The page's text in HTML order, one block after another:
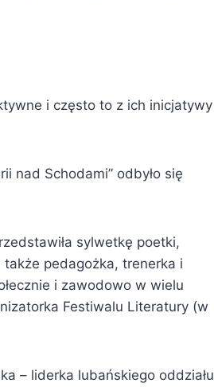
i często to z ich inicjatywy
nad Schodami” odbyło się
sylwetkę poetki,
pedagożka, trenerka i
i zawodowo w wielu
Festiwalu Literatury (w
– liderka lubańskiego oddziału